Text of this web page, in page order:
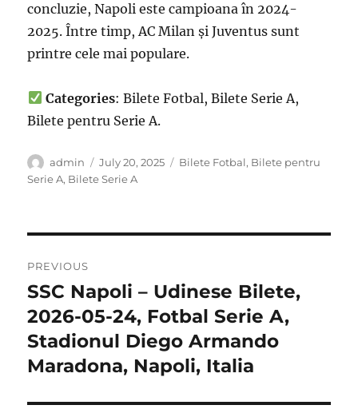
concluzie, Napoli este campioana în 2024-
2025. Între timp, AC Milan și Juventus sunt
printre cele mai populare.
Categories: Bilete Fotbal, Bilete Serie A,
Bilete pentru Serie A.
Author
admin
Posted
on
July 20, 2025 Categories
Bilete Fotbal, Bilete pentru
Serie A, Bilete Serie A
navigation
PREVIOUS
Previous
post:
SSC Napoli – Udinese Bilete,
2026-05-24, Fotbal Serie A,
Stadionul Diego Armando
Maradona, Napoli, Italia